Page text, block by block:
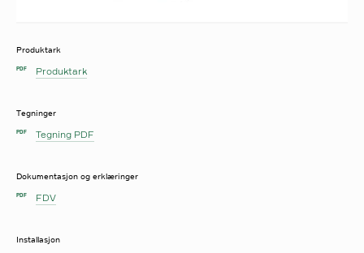
Produktark
PDF Produktark
Tegninger
PDF Tegning PDF
Dokumentasjon og erklæringer
PDF FDV
Installasjon